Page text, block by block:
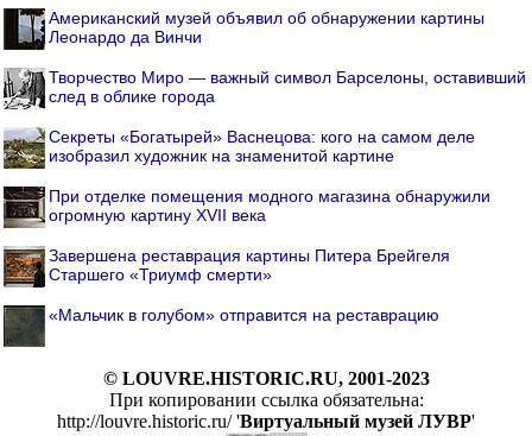
Американский музей объявил об обнаружении картины
Леонардо да Винчи
Творчество Миро — важный символ Барселоны, оставивший
след в облике города
Секреты «Богатырей» Васнецова: кого на самом деле
изобразил художник на знаменитой картине
При отделке помещения модного магазина обнаружили
огромную картину XVII века
Завершена реставрация картины Питера Брейгеля
Старшего «Триумф смерти»
«Мальчик в голубом» отправится на реставрацию
© LOUVRE.HISTORIC.RU, 2001-2023
При копировании ссылка обязательна:
http://louvre.historic.ru/ 'Виртуальный музей ЛУВР'